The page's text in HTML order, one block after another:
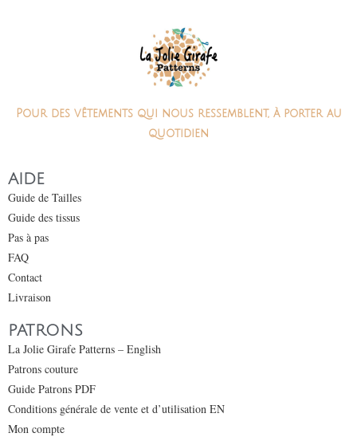
Pour des vêtements qui nous ressemblent, à porter au
quotidien
AIDE
Guide de Tailles
Guide des tissus
Pas à pas
FAQ
Contact
Livraison
PATRONS
La Jolie Girafe Patterns – English
Patrons couture
Guide Patrons PDF
Conditions générale de vente et d’utilisation EN
Mon compte